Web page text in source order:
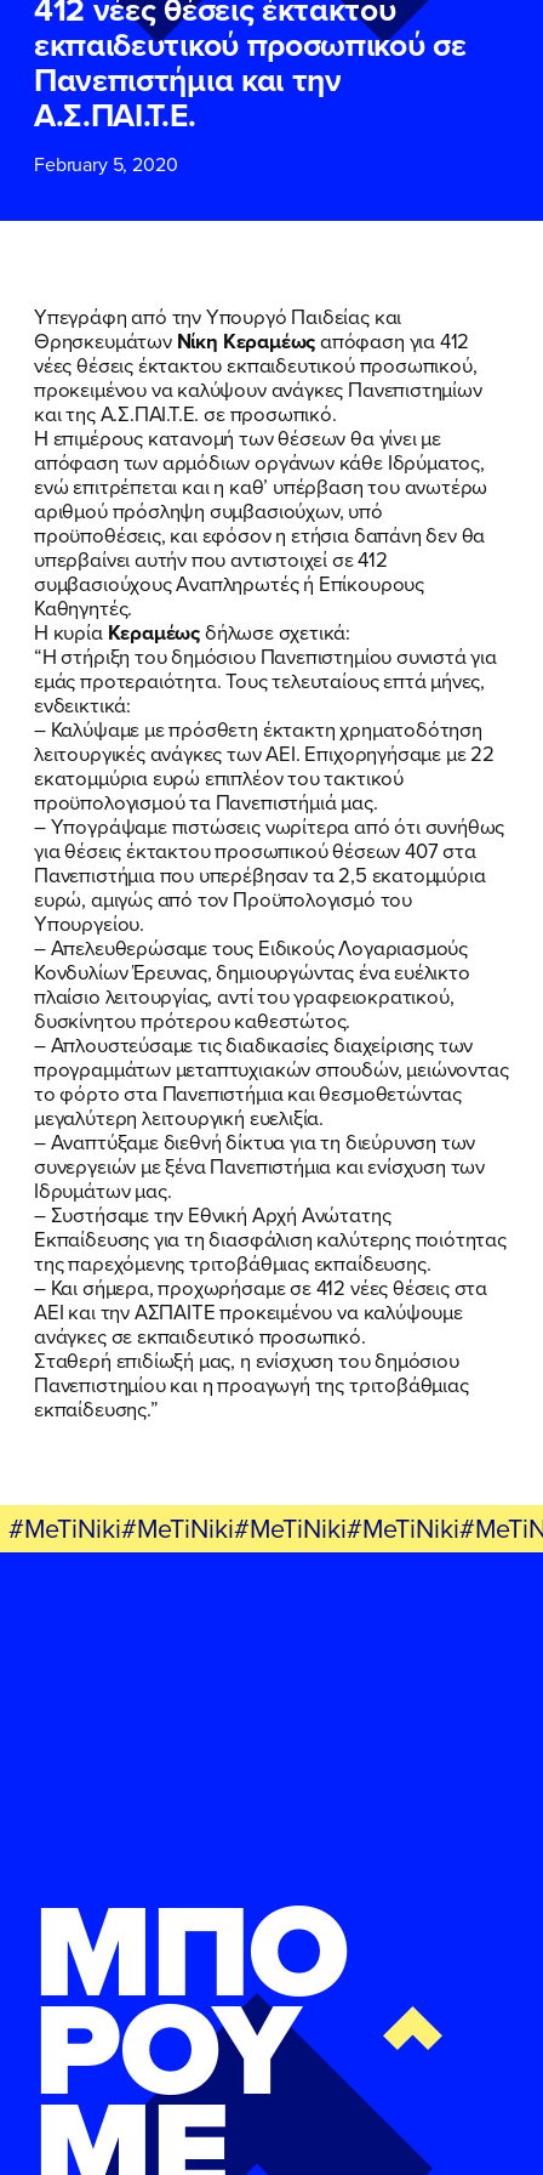
ΠΟΙΑ ΕΙΜΑΙ
ΕΡΓΟ
ΕΚΔΗΛΩΣΕΙΣ
ΝΕΑ
ΕΛΑ ΚΙ ΕΣΥ
FB IN TW YT LN VB
εκπαιδευτικού προσωπικού σε
Πανεπιστήμια και την
Α.Σ.ΠΑΙ.Τ.Ε.
February 5, 2020
Υπεγράφη από την Υπουργό Παιδείας και
Θρησκευμάτων Νίκη Κεραμέωςαπόφαση για 412
νέες θέσεις έκτακτου εκπαιδευτικού προσωπικού,
προκειμένου να καλύψουν ανάγκες Πανεπιστημίων
και της Α.Σ.ΠΑΙ.Τ.Ε. σε προσωπικό.
Η επιμέρους κατανομή των θέσεων θα γίνει με
απόφαση των αρμόδιων οργάνων κάθε Ιδρύματος,
ενώ επιτρέπεται και η καθ’ υπέρβαση του ανωτέρω
αριθμού πρόσληψη συμβασιούχων, υπό
προϋποθέσεις, και εφόσον η ετήσια δαπάνη δεν θα
υπερβαίνει αυτήν που αντιστοιχεί σε 412
συμβασιούχους Αναπληρωτές ή Επίκουρους
Καθηγητές.
Η κυρία Κεραμέωςδήλωσε σχετικά:
“Η στήριξη του δημόσιου Πανεπιστημίου συνιστά για
εμάς προτεραιότητα. Τους τελευταίους επτά μήνες,
ενδεικτικά:
– Καλύψαμε με πρόσθετη έκτακτη χρηματοδότηση
λειτουργικές ανάγκες των ΑΕΙ. Επιχορηγήσαμε με 22
εκατομμύρια ευρώ επιπλέον του τακτικού
προϋπολογισμού τα Πανεπιστήμιά μας.
– Υπογράψαμε πιστώσεις νωρίτερα από ότι συνήθως
για θέσεις έκτακτου προσωπικού θέσεων 407 στα
Πανεπιστήμια που υπερέβησαν τα 2,5 εκατομμύρια
ευρώ, αμιγώς από τον Προϋπολογισμό του
Υπουργείου.
– Απελευθερώσαμε τους Ειδικούς Λογαριασμούς
Κονδυλίων Έρευνας, δημιουργώντας ένα ευέλικτο
πλαίσιο λειτουργίας, αντί του γραφειοκρατικού,
δυσκίνητου πρότερου καθεστώτος.
– Απλουστεύσαμε τις διαδικασίες διαχείρισης των
προγραμμάτων μεταπτυχιακών σπουδών, μειώνοντας
το φόρτο στα Πανεπιστήμια και θεσμοθετώντας
μεγαλύτερη λειτουργική ευελιξία.
– Αναπτύξαμε διεθνή δίκτυα για τη διεύρυνση των
συνεργειών με ξένα Πανεπιστήμια και ενίσχυση των
Ιδρυμάτων μας.
– Συστήσαμε την Εθνική Αρχή Ανώτατης
Εκπαίδευσης για τη διασφάλιση καλύτερης ποιότητας
της παρεχόμενης τριτοβάθμιας εκπαίδευσης.
– Και σήμερα, προχωρήσαμε σε 412 νέες θέσεις στα
ΑΕΙ και την ΑΣΠΑΙΤΕ προκειμένου να καλύψουμε
ανάγκες σε εκπαιδευτικό προσωπικό.
Σταθερή επιδίωξή μας, η ενίσχυση του δημόσιου
Πανεπιστημίου και η προαγωγή της τριτοβάθμιας
εκπαίδευσης.”
ΜΠΟ
ΡΟΥ
ΕΠΙΘΕΤΟ*
ΤΗΛΕΦΩΝΟ
EMAIL
Δεδομένων
και τους τους
Χρήσηςτου δικτυακού τόπου του
Πολιτικού Γραφείου της Βουλευτού
Νίκης Κεραμέως
ΥΠΟΒΟΛΗ
ΕΠΙΘΕΤΟ*
ΤΗΛΕΦΩΝΟ
EMAIL
Δεδομένων
και τους τους
Χρήσηςτου δικτυακού τόπου του
Πολιτικού Γραφείου της Βουλευτού
Νίκης Κεραμέως
ΥΠΟΒΟΛΗ